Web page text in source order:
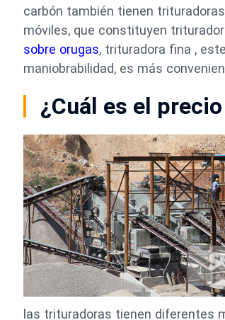
carbón también tienen
móviles, que constituyen
sobre orugas, trituradora fina ,
maniobrabilidad, es más
¿Cuál es el
las trituradoras tienen diferentes